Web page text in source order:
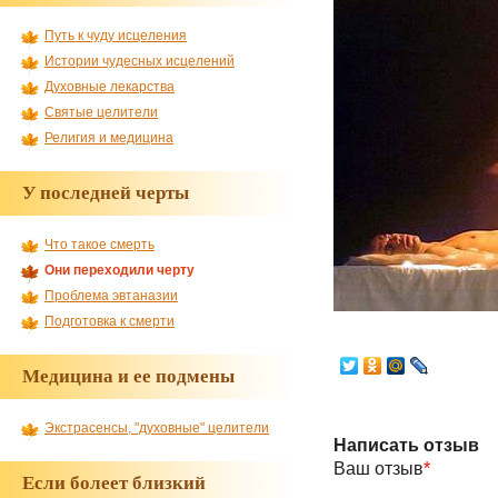
Написать отзыв
Ваш отзыв*
Путь к чуду исцеления
Истории чудесных исцелений
Духовные лекарства
Святые целители
Религия и медицина
У последней черты
Что такое смерть
Они переходили черту
Проблема эвтаназии
Подготовка к смерти
Медицина и ее подмены
Экстрасенсы, "духовные" целители
Если болеет близкий